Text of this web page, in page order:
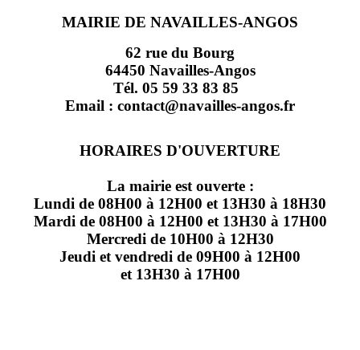
MAIRIE DE NAVAILLES-ANGOS
62 rue du Bourg
64450 Navailles-Angos
Tél. 05 59 33 83 85
Email : contact@navailles-angos.fr
HORAIRES D'OUVERTURE
La mairie est ouverte :
Lundi de 08H00 à 12H00 et 13H30 à 18H30
Mardi de 08H00 à 12H00 et 13H30 à 17H00
Mercredi de 10H00 à 12H30
Jeudi et vendredi de 09H00 à 12H00
et 13H30 à 17H00